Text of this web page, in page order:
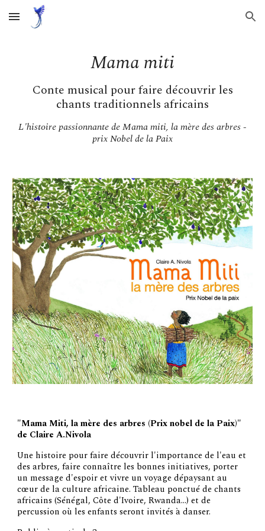
Skip to main content Skip to navigation
Mama miti
Conte musical pour faire découvrir les
chants traditionnels africains
L'histoire passionnante de Mama miti, la mère des arbres -
prix Nobel de la Paix
"Mama Miti, la mère des arbres (Prix nobel de la Paix)"
de Claire A.Nivola
Une histoire pour faire découvrir l'importance de l'eau et
des arbres, faire connaître les bonnes initiatives, porter
un message d'espoir et vivre un voyage dépaysant au
cœur de la culture africaine. Tableau ponctué de chants
africains (Sénégal, Côte d'Ivoire, Rwanda...) et de
percussion où les enfants seront invités à danser.